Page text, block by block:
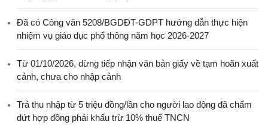
Đã có Công văn 5208/BGDĐT-GDPT hướng dẫn thực hiện
nhiệm vụ giáo dục phổ thông năm học 2026-2027
Từ 01/10/2026, dừng tiếp nhận văn bản giấy về tạm hoãn xuất
cảnh, chưa cho nhập cảnh
Trả thu nhập từ 5 triệu đồng/lần cho người lao động đã chấm
dứt hợp đồng phải khấu trừ 10% thuế TNCN